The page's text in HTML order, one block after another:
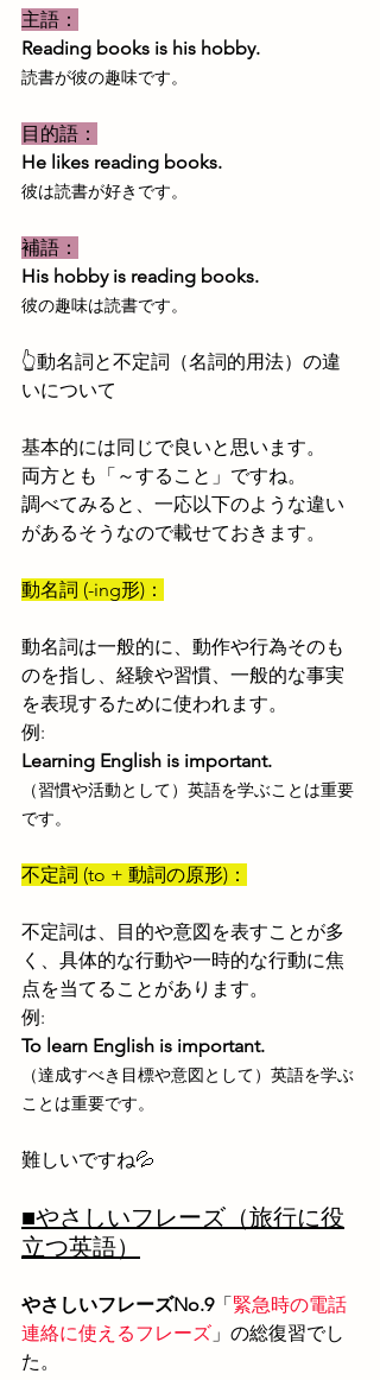
主語：
Reading books is his hobby.
読書が彼の趣味です。
目的語：
He likes reading books.
彼は読書が好きです。
補語：
His hobby is reading books.
彼の趣味は読書です。
👆動名詞と不定詞（名詞的用法）の違
いについて
基本的には同じで良いと思います。
両方とも「～すること」ですね。
調べてみると、一応以下のような違い
があるそうなので載せておきます。
動名詞 (-ing形)：
動名詞は一般的に、動作や行為そのも
のを指し、経験や習慣、一般的な事実
を表現するために使われます。
例:
Learning English is important.
（習慣や活動として）英語を学ぶことは重要
です。
不定詞 (to + 動詞の原形)：
不定詞は、目的や意図を表すことが多
く、具体的な行動や一時的な行動に焦
点を当てることがあります。
例:
To learn English is important.
（達成すべき目標や意図として）英語を学ぶ
ことは重要です。
難しいですね💦
■やさしいフレーズ（旅行に役
立つ英語）
やさしいフレーズNo.9「緊急時の電話
連絡に使えるフレーズ 」の総復習でし
た。